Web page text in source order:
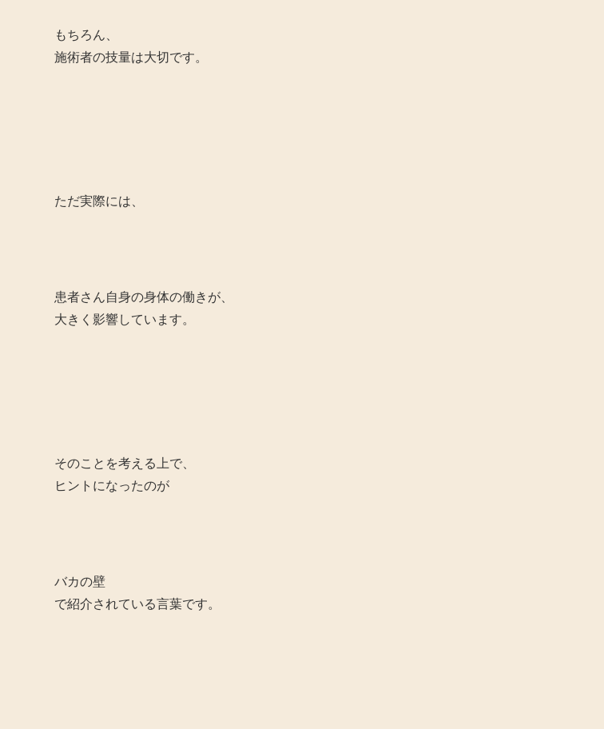
もちろん、
施術者の技量は大切です。
ただ実際には、
患者さん自身の身体の働きが、
大きく影響しています。
そのことを考える上で、
ヒントになったのが
バカの壁
で紹介されている言葉です。